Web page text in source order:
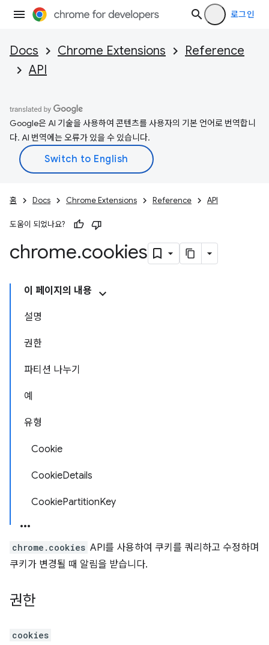
로그인
Docs Chrome Extensions
Reference
API
Google은 AI 기술을 사용하여 콘텐츠를 사용자의 기본 언어로 번역합니
다. AI 번역에는 오류가 있을 수 있습니다.
홈 Docs Chrome Extensions Reference API
도움이 되었나요?
chrome.cookies
이 페이지의 내용
설명
권한
파티션 나누기
예
유형
Cookie
CookieDetails
CookiePartitionKey
chrome.cookies API를 사용하여 쿠키를 쿼리하고 수정하며
쿠키가 변경될 때 알림을 받습니다.
권한
cookies